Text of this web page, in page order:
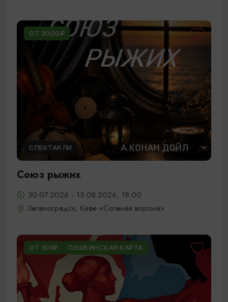
ОТ 3000₽
СПЕКТАКЛИ
Союз рыжих
30.07.2026 - 15.08.2026, 18:00
Зеленоградск, Кафе «Соленая ворона»
ОТ 150₽ ПУШКИНСКАЯ КАРТА